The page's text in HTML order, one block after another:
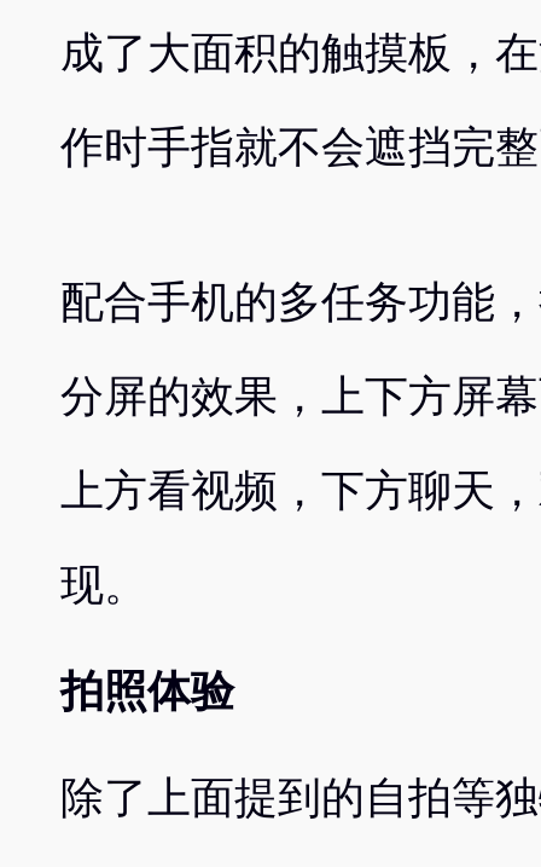
成了大面积的触摸板，
作时手指就不会遮挡完
配合手机的多任务功能
分屏的效果，上下方屏
上方看视频，下方聊天
现。
拍照体验
除了上面提到的自拍等